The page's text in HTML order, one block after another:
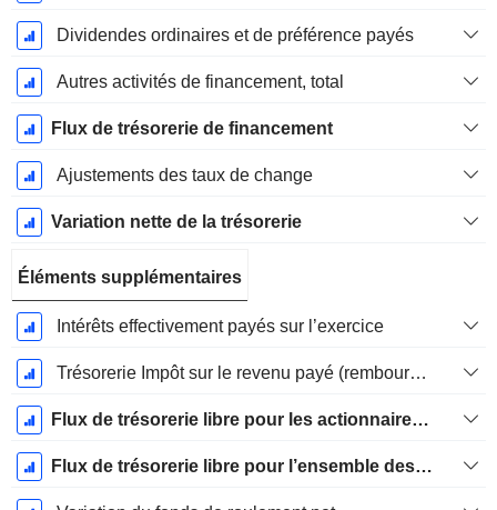
Dividendes ordinaires et de préférence payés
Autres activités de financement, total
Flux de trésorerie de financement
Ajustements des taux de change
Variation nette de la trésorerie
Éléments supplémentaires
Intérêts effectivement payés sur l’exercice
Trésorerie Impôt sur le revenu payé (remboursement)Impôt effectivement payé (remboursé) sur l’exercice
Flux de trésorerie libre pour les actionnaires FCFE
Flux de trésorerie libre pour l’ensemble des pourvoyeurs de fonds (créanciers et actionnaires) FCFF